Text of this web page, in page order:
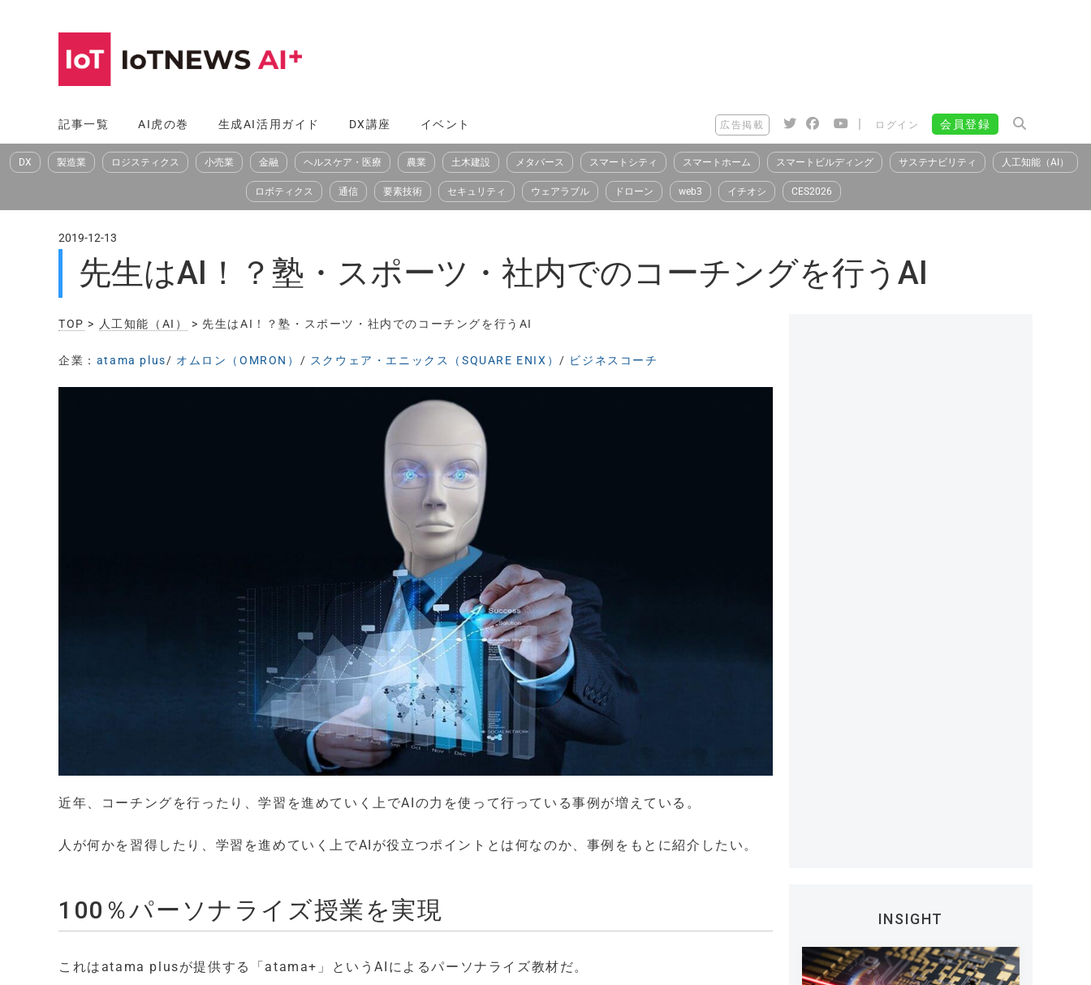
へ
ス
記事一覧 AI虎の巻 生成AI活用ガイド DX講座 イベント 広告掲載 | ログイン 会員登録
DX 製造業 ロジスティクス 小売業 金融 ヘルスケア・医療 農業 土木建設 メタバース スマートシティ スマートホーム スマートビルディング サステナビリティ 人工知能（AI）
ロボティクス 通信 要素技術 セキュリティ ウェアラブル ドローン web3 イチオシ CES2026
2019-12-13
先生はAI！？塾・スポーツ・社内でのコーチングを行うAI
TOP > 人工知能（AI） > 先生はAI！？塾・スポーツ・社内でのコーチングを行うAI
企業： atama plus/ オムロン（OMRON） / スクウェア・エニックス（SQUARE ENIX） / ビジネスコーチ
近年、コーチングを行ったり、学習を進めていく上でAIの力を使って行っている事例が増えている。
人が何かを習得したり、学習を進めていく上でAIが役立つポイントとは何なのか、事例をもとに紹介したい。
100％パーソナライズ授業を実現
これはatama plusが提供する「atama+」というAIによるパーソナライズ教材だ。
INSIGHT